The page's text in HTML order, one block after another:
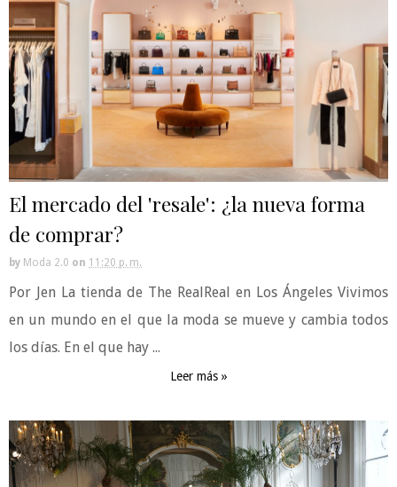
El mercado del 'resale': ¿la nueva forma
de comprar?
by Moda 2.0 on 11:20 p. m.
Por Jen La tienda de The RealReal en Los Ángeles Vivimos
en un mundo en el que la moda se mueve y cambia todos
los días. En el que hay ...
Leer más »